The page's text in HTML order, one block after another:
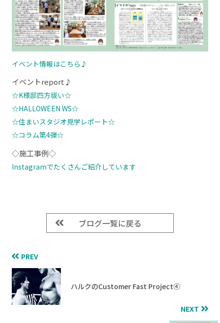
イベント情報はこちら♪
イベントreport♪
☆K様邸四方祓い☆
☆HALLOWEEN WS☆
☆住まいスタジオ見学レポート☆
☆コラム第4弾☆
◇施工事例◇
Instagramでたくさんご紹介しています
ブログ一覧に戻る
PREV
ハルクのCustomer Fast Project④
NEXT